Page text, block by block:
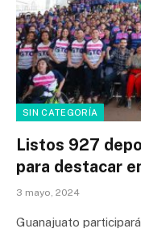
SIN CATEGORÍA
Listos 927
para destacar
3 mayo, 2024
Guanajuato